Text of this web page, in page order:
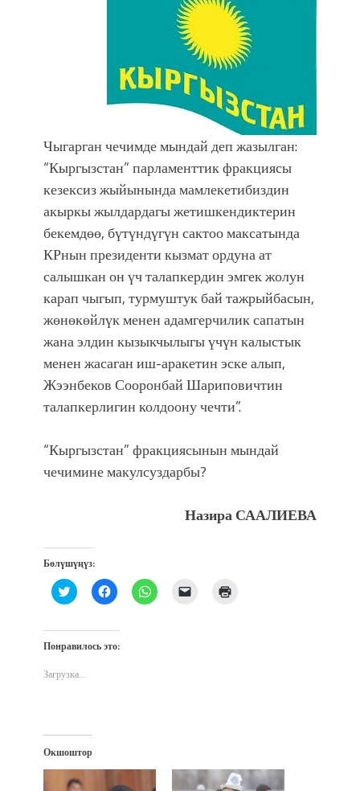
ЖУСУП АБДРАХМАНОВ
Чыгарган чечимде мындай деп жазылган:
“Кыргызстан” парламенттик фракциясы
кезексиз жыйынында мамлекетибиздин
акыркы жылдардагы жетишкендиктерин
бекемдөө, бүтүндүгүн сактоо максатында
КРнын президенти кызмат ордуна ат
салышкан он үч талапкердин эмгек жолун
карап чыгып, турмуштук бай тажрыйбасын,
жөнөкөйлүк менен адамгерчилик сапатын
жана элдин кызыкчылыгы үчүн калыстык
менен жасаган иш-аракетин эске алып,
Жээнбеков Сооронбай Шариповичтин
талапкерлигин колдоону чечти”.
“Кыргызстан” фракциясынын мындай
чечимине макулсуздарбы?
Назира СААЛИЕВА
Бөлүшүңүз:
Нажмите,
чтобы
Twitter
(Открывается
в
окне)
Нажмите,
чтобы
Facebook
(Открывается
в
Нажмите,
чтобы
Послать
ссылку
Понравилось это:
Загрузка...
Окшоштор